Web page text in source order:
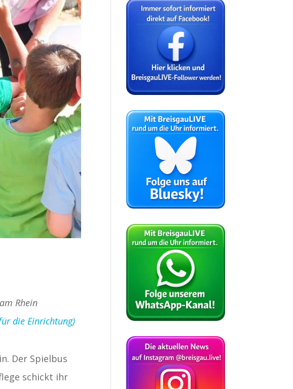
Rhein
die Einrichtung)
Der Spielbus
schickt ihr